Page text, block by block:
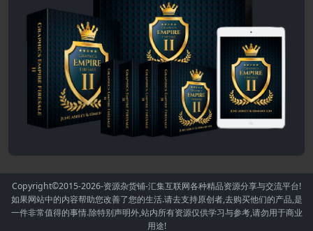
Copyright©2015-2026-资源杂货铺-汇集互联网各种精品资源分享与交流平台!
如果网站中的内容帮助您改善了您的生活.请去支持原创者,去购买他们的产品,是
一件非常值得的事情.除特别声明外,站内所有资源仅供学习与参考,请勿用于商业
用途!